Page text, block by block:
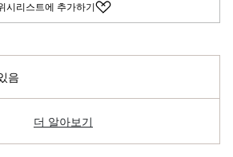
시리스트에 추가하기
음
더 알아보기